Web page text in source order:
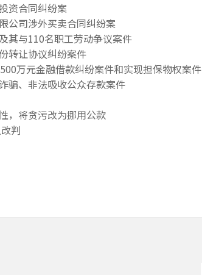
资合同纠纷案
公司涉外买卖合同纠纷案
其与110名职工劳动争议案件
转让协议纠纷案件
万元金融借款纠纷案件和实现担保物权案件
骗、非法吸收公众存款案件
，将贪污改为挪用公款
判